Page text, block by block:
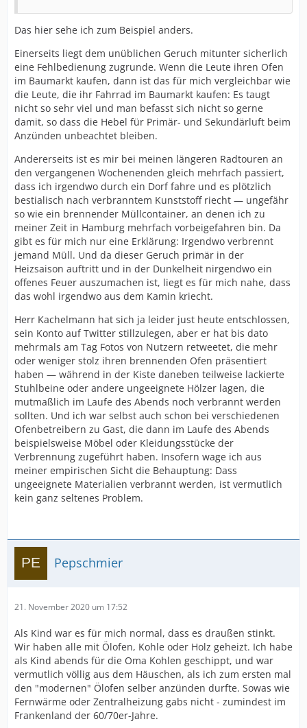
Das hier sehe ich zum Beispiel anders.
Einerseits liegt dem unüblichen Geruch mitunter sicherlich
eine Fehlbedienung zugrunde. Wenn die Leute ihren Ofen
im Baumarkt kaufen, dann ist das für mich vergleichbar wie
die Leute, die ihr Fahrrad im Baumarkt kaufen: Es taugt
nicht so sehr viel und man befasst sich nicht so gerne
damit, so dass die Hebel für Primär- und Sekundärluft beim
Anzünden unbeachtet bleiben.
Andererseits ist es mir bei meinen längeren Radtouren an
den vergangenen Wochenenden gleich mehrfach passiert,
dass ich irgendwo durch ein Dorf fahre und es plötzlich
bestialisch nach verbranntem Kunststoff riecht — ungefähr
so wie ein brennender Müllcontainer, an denen ich zu
meiner Zeit in Hamburg mehrfach vorbeigefahren bin. Da
gibt es für mich nur eine Erklärung: Irgendwo verbrennt
jemand Müll. Und da dieser Geruch primär in der
Heizsaison auftritt und in der Dunkelheit nirgendwo ein
offenes Feuer auszumachen ist, liegt es für mich nahe, dass
das wohl irgendwo aus dem Kamin kriecht.
Herr Kachelmann hat sich ja leider just heute entschlossen,
sein Konto auf Twitter stillzulegen, aber er hat bis dato
mehrmals am Tag Fotos von Nutzern retweetet, die mehr
oder weniger stolz ihren brennenden Ofen präsentiert
haben — während in der Kiste daneben teilweise lackierte
Stuhlbeine oder andere ungeeignete Hölzer lagen, die
mutmaßlich im Laufe des Abends noch verbrannt werden
sollten. Und ich war selbst auch schon bei verschiedenen
Ofenbetreibern zu Gast, die dann im Laufe des Abends
beispielsweise Möbel oder Kleidungsstücke der
Verbrennung zugeführt haben. Insofern wage ich aus
meiner empirischen Sicht die Behauptung: Dass
ungeeignete Materialien verbrannt werden, ist vermutlich
kein ganz seltenes Problem.
Pepschmier
21. November 2020 um 17:52
Als Kind war es für mich normal, dass es draußen stinkt.
Wir haben alle mit Ölofen, Kohle oder Holz geheizt. Ich habe
als Kind abends für die Oma Kohlen geschippt, und war
vermutlich völlig aus dem Häuschen, als ich zum ersten mal
den "modernen" Ölofen selber anzünden durfte. Sowas wie
Fernwärme oder Zentralheizung gabs nicht - zumindest im
Frankenland der 60/70er-Jahre.